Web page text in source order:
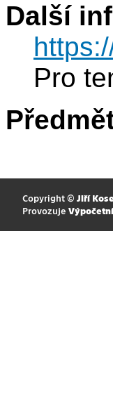
Další
Pro
Copyright © Jiří
Provozuje